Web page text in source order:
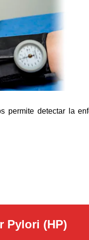
permite detectar la
Pylori (HP)